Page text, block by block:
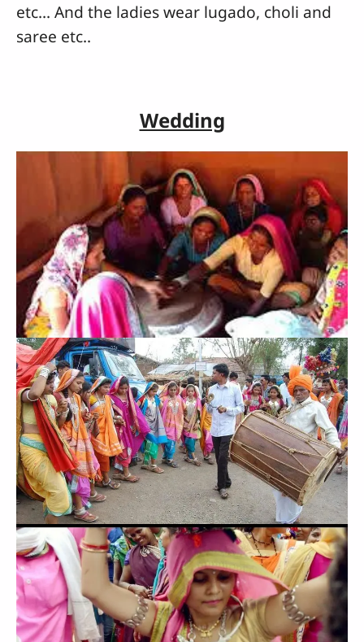
etc... And the ladies wear lugado, choli and
saree etc..
Wedding